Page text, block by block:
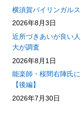
横須賀バイリンガル
2026年8月3日
近所づきあいが良い
大が調査
2026年8月1日
能楽師・桜間右陣氏
【後編】
2026年7月30日